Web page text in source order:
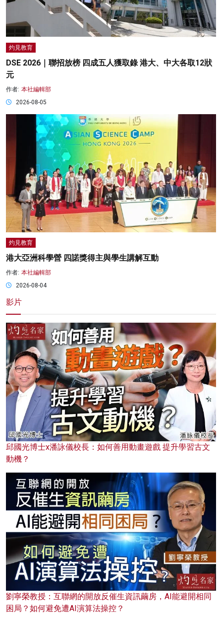
灼見教育
DSE 2026｜聯招放榜 四成五人獲取錄 港大、中大各取12狀
元
作者: 本社編輯部
2026-08-05
灼見教育
港大亞洲科學營 四諾獎得主與學生講解互動
作者: 本社編輯部
2026-08-04
影片
邱國光博士x潘詠儀校長：如何善用動畫遊戲 提升學習古文
動機？
劉寧榮教授：互聯網的開放反催生資訊繭房，AI能避開相同
困局？如何避免遭AI演算法操控？